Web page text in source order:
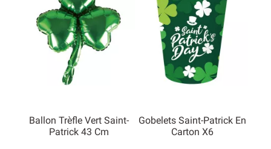
Ballon Trèfle Vert Saint-
Patrick 43 Cm
Gobelets Saint-Patrick En
Carton X6